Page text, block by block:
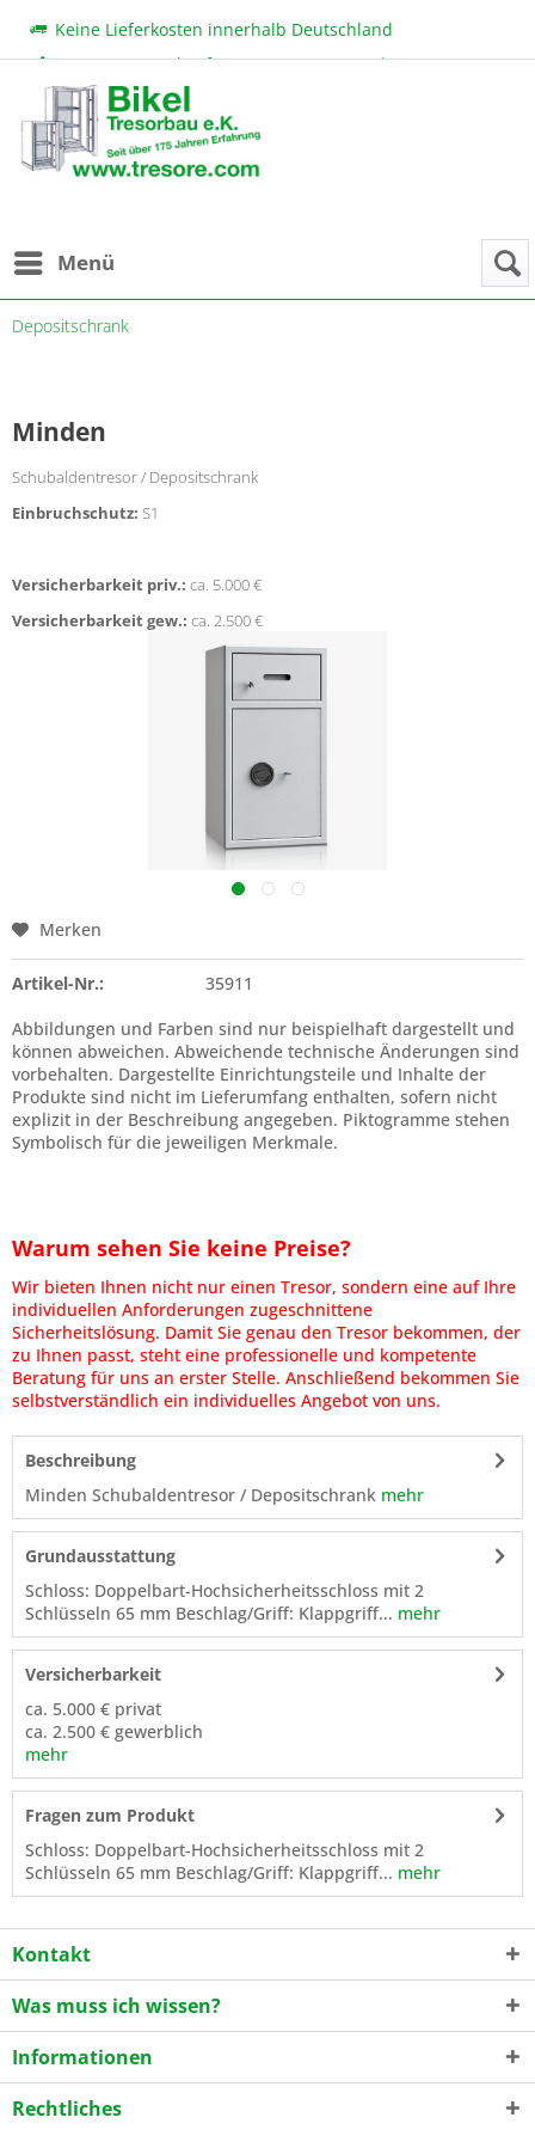
Keine Lieferkosten innerhalb Deutschland
Beratung & Verkauf:+49 (0) 7131 222 11|
bikel@tresore.com
Günstige Preise
Menü
Depositschrank
Minden
Schubaldentresor / Depositschrank
Einbruchschutz: S1
Versicherbarkeit priv.: ca. 5.000 €
Versicherbarkeit gew.: ca. 2.500 €
Merken
Artikel-Nr.:
35911
Abbildungen und Farben sind nur beispielhaft dargestellt und
können abweichen. Abweichende technische Änderungen sind
vorbehalten. Dargestellte Einrichtungsteile und Inhalte der
Produkte sind nicht im Lieferumfang enthalten, sofern nicht
explizit in der Beschreibung angegeben. Piktogramme stehen
Symbolisch für die jeweiligen Merkmale.
Warum sehen Sie keine Preise?
Wir bieten Ihnen nicht nur einen Tresor, sondern eine auf Ihre
individuellen Anforderungen zugeschnittene
Sicherheitslösung. Damit Sie genau den Tresor bekommen, der
zu Ihnen passt, steht eine professionelle und kompetente
Beratung für uns an erster Stelle. Anschließend bekommen Sie
selbstverständlich ein individuelles Angebot von uns.
Beschreibung
Minden Schubaldentresor / Depositschrank mehr
Grundausstattung
Schloss: Doppelbart-Hochsicherheitsschloss mit 2
Schlüsseln 65 mm Beschlag/Griff: Klappgriff... mehr
Versicherbarkeit
ca. 5.000 € privat
ca. 2.500 € gewerblich
mehr
Fragen zum Produkt
Schloss: Doppelbart-Hochsicherheitsschloss mit 2
Schlüsseln 65 mm Beschlag/Griff: Klappgriff... mehr
Kontakt
Was muss ich wissen?
Informationen
Rechtliches